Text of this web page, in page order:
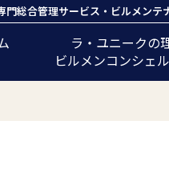
門総合管理サービス ・ ビルメンテ
ラ・ユニークの
ビルメンコンシェ